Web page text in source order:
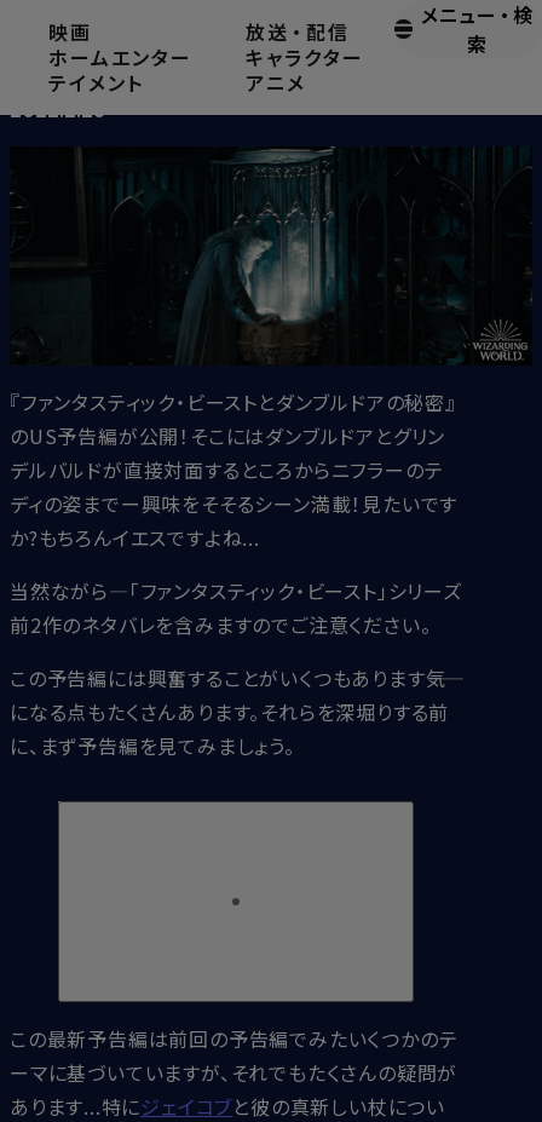
映画
ホームエンター
テイメント
放送 ・ 配信
キャラクター
アニメ
メニュー ・ 検
索
『ファンタスティック・ビーストとダンブルドアの秘密』US予告
編解禁！
2022.2.26
『ファンタスティック・ビーストとダンブルドアの秘密』
のUS予告編が公開！そこにはダンブルドアとグリン
デルバルドが直接対面するところからニフラーのテ
ディの姿までー興味をそそるシーン満載！見たいです
か?もちろんイエスですよね...
当然ながら―「ファンタスティック・ビースト」シリーズ
前2作のネタバレを含みますのでご注意ください。
この予告編には興奮することがいくつもあります――気
になる点もたくさんあります。それらを深堀りする前
に、まず予告編を見てみましょう。
この最新予告編は前回の予告編でみたいくつかのテ
ーマに基づいていますが、それでもたくさんの疑問が
あります...特にジェイコブと彼の真新しい杖につい